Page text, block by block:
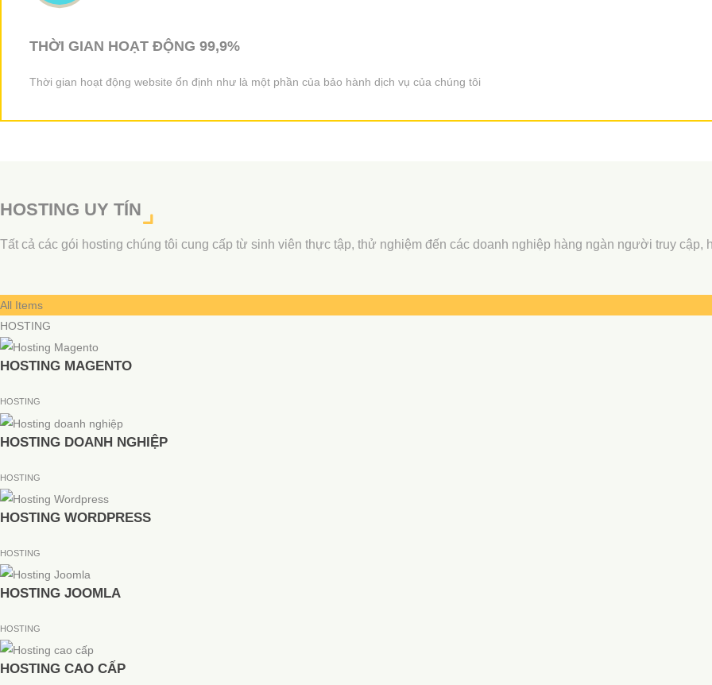
THỜI GIAN HOẠT ĐỘNG 99,9%
Thời gian hoạt động website ổn định như là một phần của bảo hành dịch vụ của chúng tôi
HOSTING UY TÍN
Tất cả các gói hosting chúng tôi cung cấp từ sinh viên thực tập, thử nghiệm đến các doanh nghiệp hàng ngàn người truy cập,
All Items
HOSTING
HOSTING MAGENTO
HOSTING
HOSTING DOANH NGHIỆP
HOSTING
HOSTING WORDPRESS
HOSTING
HOSTING JOOMLA
HOSTING
HOSTING CAO CẤP